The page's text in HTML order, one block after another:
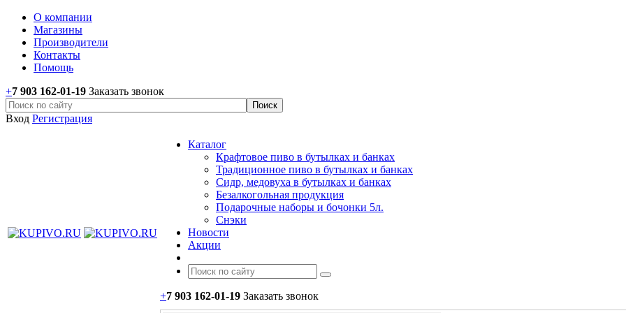
О компании
Магазины
Производители
Контакты
Помощь
+7 903 162-01-19 Заказать звонок
Вход Регистрация
Каталог
Крафтовое пиво в бутылках и банках
Традиционное пиво в бутылках и банках
Сидр, медовуха в бутылках и банках
Безалкогольная продукция
Подарочные наборы и бочонки 5л.
Снэки
Новости
Акции
+7 903 162-01-19 Заказать звонок